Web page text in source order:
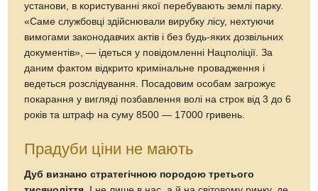
установи, в користуванні якої перебувають землі парку.
«Саме службовці здійснювали вирубку лісу, нехтуючи
вимогами законодавчих актів і без будь-яких дозвільних
документів», — iдеться у повідомленні Нацполіції. За
даним фактом відкрито кримінальне провадження і
ведеться розслідування. Посадовим особам загрожує
покарання у вигляді позбавлення волі на строк від 3 до 6
років та штраф на суму 8500 — 17000 гривень.
Прадуби ціни не мають
Дуб визнано стратегічною породою третього